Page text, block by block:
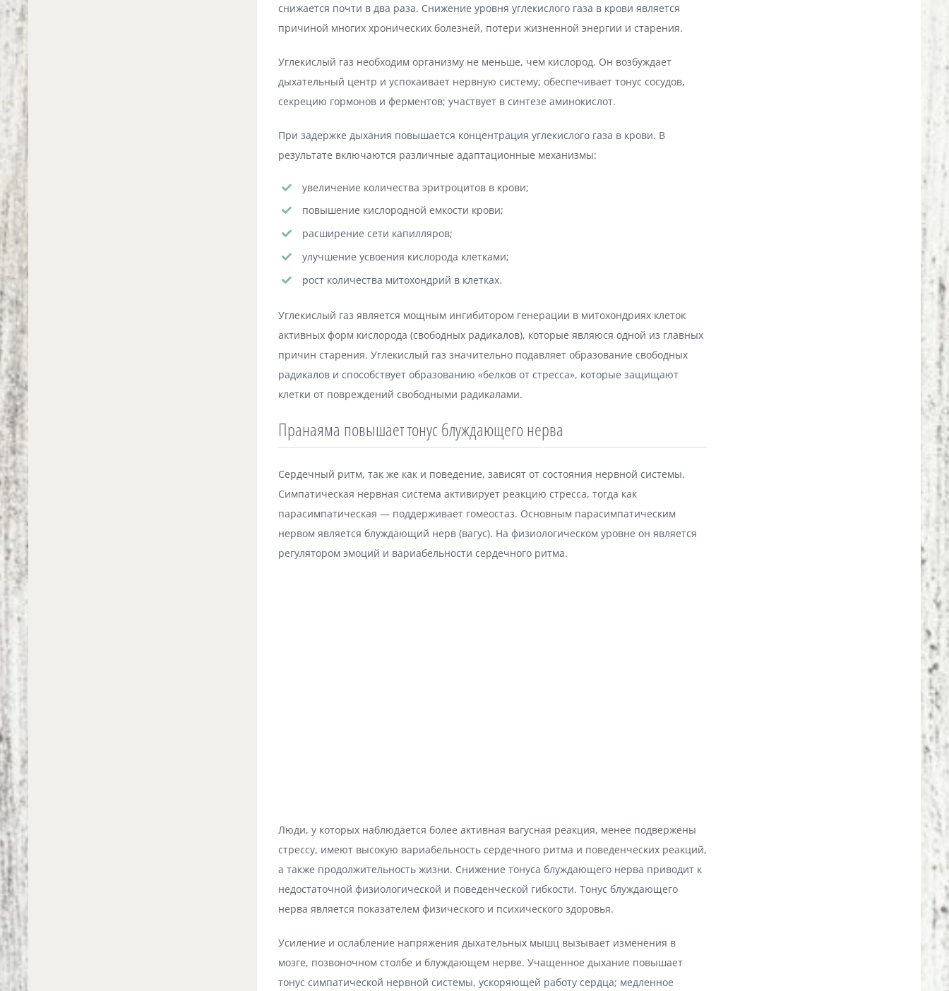
снижается почти в два раза. Снижение уровня углекислого газа в крови является
причиной многих хронических болезней, потери жизненной энергии и старения.
Углекислый газ необходим организму не меньше, чем кислород. Он возбуждает
дыхательный центр и успокаивает нервную систему; обеспечивает тонус сосудов,
секрецию гормонов и ферментов; участвует в синтезе аминокислот.
При задержке дыхания повышается концентрация углекислого газа в крови. В
результате включаются различные адаптационные механизмы:
увеличение количества эритроцитов в крови;
повышение кислородной емкости крови;
расширение сети капилляров;
улучшение усвоения кислорода клетками;
рост количества митохондрий в клетках.
Углекислый газ является мощным ингибитором генерации в митохондриях клеток
активных форм кислорода (свободных радикалов), которые являюся одной из главных
причин старения. Углекислый газ значительно подавляет образование свободных
радикалов и способствует образованию «белков от стресса», которые защищают
клетки от повреждений свободными радикалами.
Пранаяма повышает тонус блуждающего нерва
Сердечный ритм, так же как и поведение, зависят от состояния нервной системы.
Симпатическая нервная система активирует реакцию стресса, тогда как
парасимпатическая — поддерживает гомеостаз. Основным парасимпатическим
нервом является блуждающий нерв (вагус). На физиологическом уровне он является
регулятором эмоций и вариабельности сердечного ритма.
Люди, у которых наблюдается более активная вагусная реакция, менее подвержены
стрессу, имеют высокую вариабельность сердечного ритма и поведенческих реакций,
а также продолжительность жизни. Снижение тонуса блуждающего нерва приводит к
недостаточной физиологической и поведенческой гибкости. Тонус блуждающего
нерва является показателем физического и психического здоровья.
Усиление и ослабление напряжения дыхательных мышц вызывает изменения в
мозге, позвоночном столбе и блуждающем нерве. Учащенное дыхание повышает
тонус симпатической нервной системы, ускоряющей работу сердца; медленное